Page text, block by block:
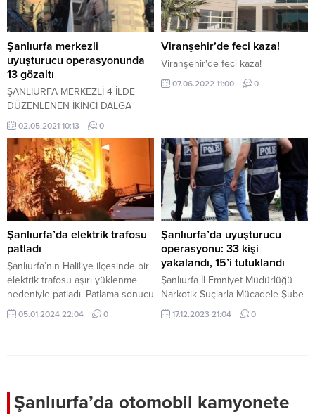
Şanlıurfa merkezli
uyuşturucu operasyonunda
13 gözaltı
ŞANLIURFA MERKEZLİ 4 İLDE
DÜZENLENEN İKİNCİ DALGA
UYUŞTURUCU
OPERASYONUNDA 13 ŞAHIS
GÖZALTINA ALINDI. HER İKİ
DALGADA İSE TOPLAM
YAKALANAN ŞAHIS SAYISI 50’YE
YÜKSELDİ.
02.05.2021 10:13 0
Viranşehir’de feci kaza!
Viranşehir'de feci kaza!
07.06.2022 11:00 0
Şanlıurfa’da elektrik trafosu
patladı
Şanlıurfa’nın Haliliye ilçesinde bir
elektrik trafosu aşırı yüklenme
nedeniyle patladı. Patlama sonucu
adeta alev topu oluşurken o anlar
cep telefonu kamerasına yansıdı.
yüklenme nedeniyle yangın çıktı.
Yangın kısa sürede büyüyerek
05.01.2024 22:04 0
Şanlıurfa’da uyuşturucu
operasyonu: 33 kişi
yakalandı, 15’i tutuklandı
Şanlıurfa İl Emniyet Müdürlüğü
Narkotik Suçlarla Mücadele Şube
Müdürlüğü tarafından uyuşturucu
madde ticareti ve uyuşturucu
10 yıl arası hapis cezası bulunan
17.12.2023 21:04 0
Şanlıurfa’da otomobil kamyonete